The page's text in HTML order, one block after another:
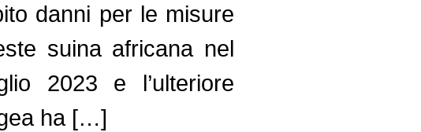
danni per le misure
suina africana nel
2023 e l’ulteriore
ha […]